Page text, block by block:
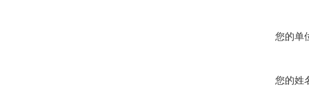
您的单
您的姓